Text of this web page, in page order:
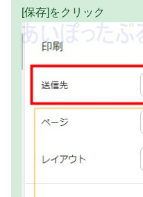
[保存]をクリック